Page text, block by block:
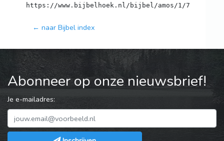
← naar Bijbel index
Abonneer op onze nieuwsbrief!
Je e-mailadres: